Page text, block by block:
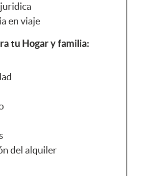
en viaje
tu Hogar y familia:
del alquiler